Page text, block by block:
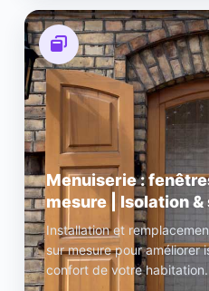
Menuiserie :
mesure | Isolation
Installation et
sur mesure pour améliorer
confort de votre habitation.